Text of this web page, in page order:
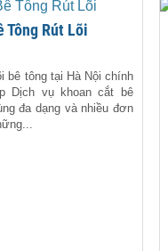
Tông Rút Lõi
bê tông tại Hà Nội chính
Dịch vụ khoan cắt bê
đa dạng và nhiều đơn